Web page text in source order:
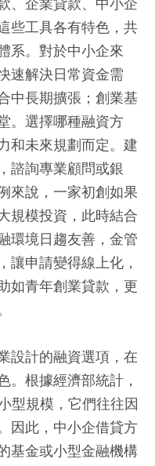
些工具各有特色，共
系。對於中小企來
速解決日常資金需
中長期擴張；創業基
。選擇哪種融資方
和未來規劃而定。建
諮詢專業顧問或銀
來說，一家初創如果
規模投資，此時結合
環境日趨友善，金管
讓申請變得線上化，
如青年創業貸款，更
設計的融資選項，在
。根據經濟部統計，
型規模，它們往往因
因此，中小企借貸方
基金或小型金融機構